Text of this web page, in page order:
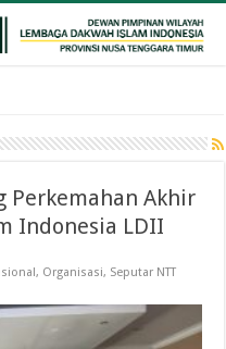
Perkemahan Akhir
Indonesia LDII
, Organisasi, Seputar NTT